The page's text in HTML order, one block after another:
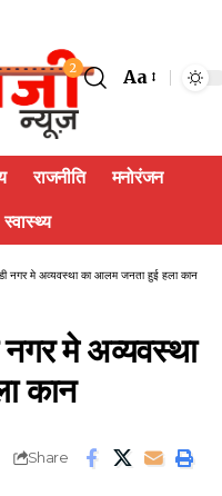
2 Aa
राजनीति मनोरंजन
स्वास्थ्य
नगर मे अव्यवस्था का आलम जनता हुई हला कान
मे अव्यवस्था
कान
Share